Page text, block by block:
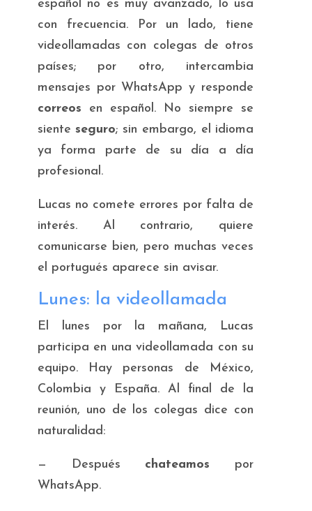
español no es muy avanzado, lo usa
con frecuencia. Por un lado, tiene
videollamadas con colegas de otros
países; por otro, intercambia
mensajes por WhatsApp y responde
correos en español. No siempre se
sienteseguro; sin embargo, el idioma
ya forma parte de su día a día
profesional.
Lucas no comete errores por falta de
interés. Al contrario, quiere
comunicarse bien, pero muchas veces
el portugués aparece sin avisar.
Lunes: la videollamada
El lunes por la mañana, Lucas
participa en una videollamada con su
equipo. Hay personas de México,
Colombia y España. Al final de la
reunión, uno de los colegas dice con
naturalidad:
— Después chateamos por
WhatsApp.